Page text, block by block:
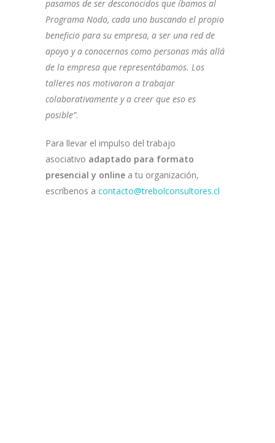
pasamos de ser desconocidos que íbamos al
Programa Nodo, cada uno buscando el propio
beneficio para su empresa, a ser una red de
apoyo y a conocernos como personas más allá
de la empresa que representábamos. Los
talleres nos motivaron a trabajar
colaborativamente y a creer que eso es
posible”.
Para llevar el impulso del trabajo
asociativo adaptado para formato
presencial y online a tu organización,
escríbenos a contacto@trebolconsultores.cl